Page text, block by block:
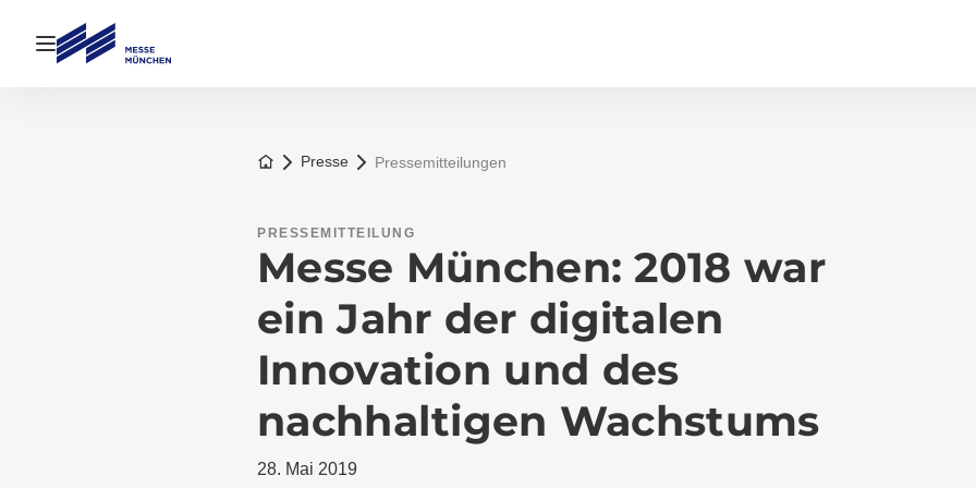
Navigation öffnen
Zur Startseite
Presse Pressemitteilungen
PRESSEMITTEILUNG
Messe München: 2018 war
ein Jahr der digitalen
Innovation und des
nachhaltigen Wachstums
28. Mai 2019